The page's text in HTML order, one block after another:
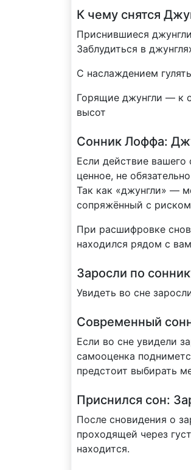
К чему снятся
Приснившиеся
Заблудиться в
С наслаждением
Горящие джунгли — к
высот
Сонник Лоффа:
Если действие вашего
ценное, не
Так как «джунгли» —
сопряжённый с
При расшифровке
находился рядом с
Заросли по
Увидеть во сне
Современный
Если во сне увидели
самооценка
предстоит выбирать
Приснился сон:
После сновидения о
проходящей через
находится.